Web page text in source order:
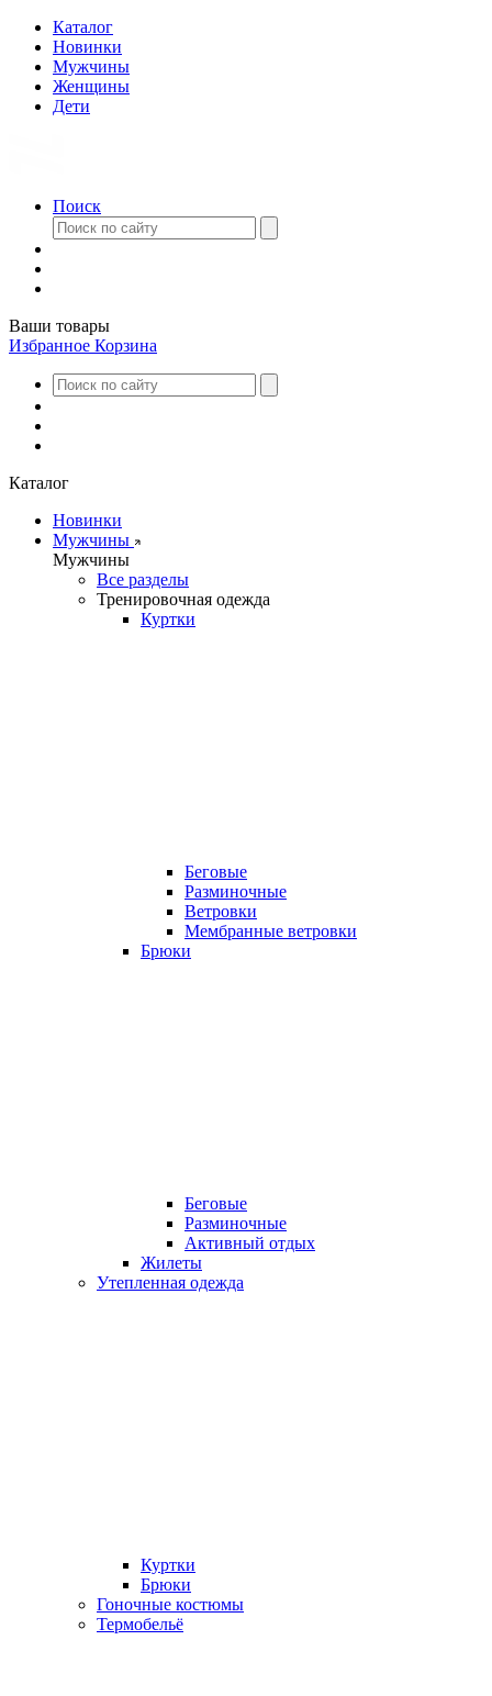
Каталог
Новинки
Мужчины
Женщины
Дети
Поиск
Ваши товары
Избранное Корзина
Каталог
Новинки
Мужчины
Мужчины
Все разделы
Тренировочная одежда
Куртки
Беговые
Разминочные
Ветровки
Мембранные ветровки
Брюки
Беговые
Разминочные
Активный отдых
Жилеты
Утепленная одежда
Куртки
Брюки
Гоночные костюмы
Термобельё